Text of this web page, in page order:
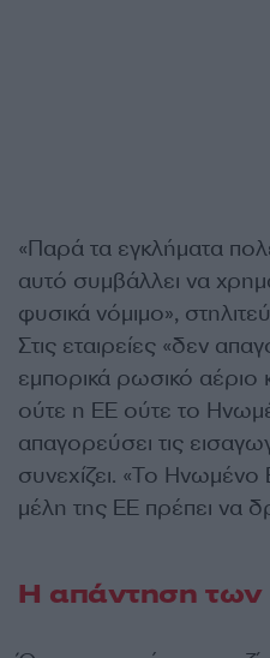
«Παρά τα εγκλήματα
αυτό συμβάλλει να
φυσικά νόμιμο»,
Στις εταιρείες «δεν
εμπορικά ρωσικό αέριο
ούτε η ΕΕ ούτε το
απαγορεύσει τις
συνεχίζει. «Το Ηνωμένο
μέλη της ΕΕ πρέπει να
Η απάντηση των